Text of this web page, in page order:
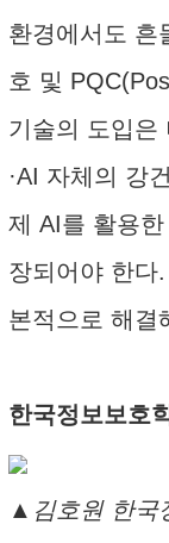
환경에서도 흔
호 및
기술의 도입은
·AI 자체의 강
제 AI를 활용
장되어야 한다
본적으로 해결
한국정보보호
▲김호원 한국